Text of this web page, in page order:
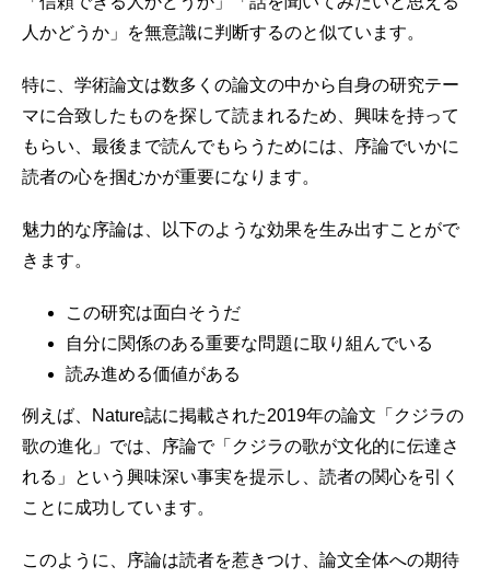
人かどうか」を無意識に判断するのと似ています。
特に、学術論文は数多くの論文の中から自身の研究テー
マに合致したものを探して読まれるため、興味を持って
もらい、最後まで読んでもらうためには、序論でいかに
読者の心を掴むかが重要になります。
魅力的な序論は、以下のような効果を生み出すことがで
きます。
この研究は面白そうだ
自分に関係のある重要な問題に取り組んでいる
読み進める価値がある
例えば、Nature誌に掲載された2019年の論文「クジラの
歌の進化」では、序論で「クジラの歌が文化的に伝達さ
れる」という興味深い事実を提示し、読者の関心を引く
ことに成功しています。
このように、序論は読者を惹きつけ、論文全体への期待